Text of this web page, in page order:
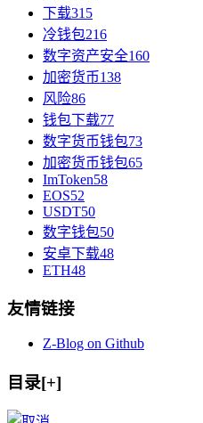
下载315
冷钱包216
数字资产安全160
加密货币138
风险86
钱包下载77
数字货币钱包73
加密货币钱包65
ImToken58
EOS52
USDT50
数字钱包50
安卓下载48
ETH48
友情链接
Z-Blog on Github
目录[+]